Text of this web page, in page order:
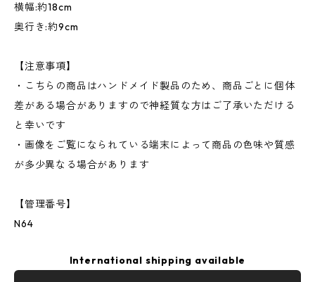
横幅:約18cm
奥行き:約9cm
【注意事項】
・こちらの商品はハンドメイド製品のため、商品ごとに個体
差がある場合がありますので神経質な方はご了承いただける
と幸いです
・画像をご覧になられている端末によって商品の色味や質感
が多少異なる場合があります
【管理番号】
N64
International shipping available